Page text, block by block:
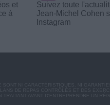
et
à
Suivez toute
Jean-Michel Cohen
Instagram
NI CARACTÉRISTIQUES, NI
DE REPAS CONTRÔLÉS ET DES
AVANT D'ENTREPRENDRE UN